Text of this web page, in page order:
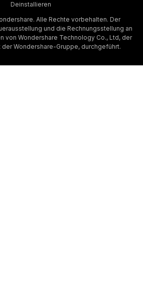
Deinstallieren
Alle Rechte vorbehalten. Der
und die Rechnungsstellung an
von Wondershare Technology Co., Ltd, der
Wondershare-Gruppe, durchgeführt.